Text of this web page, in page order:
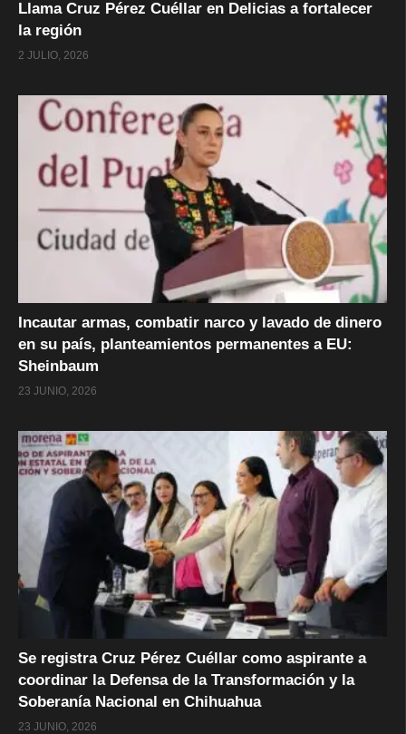
Llama Cruz Pérez Cuéllar en Delicias a fortalecer
la región
2 JULIO, 2026
Incautar armas, combatir narco y lavado de dinero
en su país, planteamientos permanentes a EU:
Sheinbaum
23 JUNIO, 2026
Se registra Cruz Pérez Cuéllar como aspirante a
coordinar la Defensa de la Transformación y la
Soberanía Nacional en Chihuahua
23 JUNIO, 2026